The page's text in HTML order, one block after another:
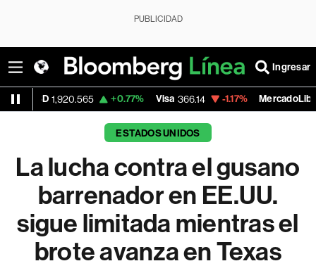
PUBLICIDAD
Ingresar
+0.77% Visa 366.14 -1.17% MercadoLibre 1,835.00
ESTADOS UNIDOS
La lucha contra el gusano
barrenador en EE.UU.
sigue limitada mientras el
brote avanza en Texas